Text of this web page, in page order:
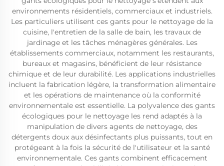
environnements résidentiels, commerciaux et industriels.
Les particuliers utilisent ces gants pour le nettoyage de la
cuisine, l'entretien de la salle de bain, les travaux de
jardinage et les tâches ménagères générales. Les
établissements commerciaux, notamment les restaurants,
bureaux et magasins, bénéficient de leur résistance
chimique et de leur durabilité. Les applications industrielles
incluent la fabrication légère, la transformation alimentaire
et les opérations de maintenance où la conformité
environnementale est essentielle. La polyvalence des gants
écologiques pour le nettoyage les rend adaptés à la
manipulation de divers agents de nettoyage, des
détergents doux aux désinfectants plus puissants, tout en
protégeant à la fois la sécurité de l'utilisateur et la santé
environnementale. Ces gants combinent efficacement